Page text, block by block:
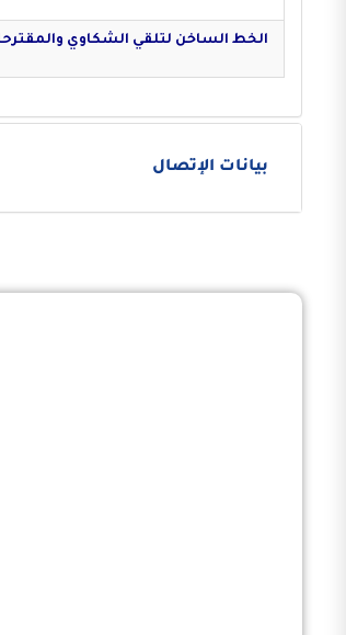
الخط الساخن لتلقي الشكاوي
بيانات الإتصال